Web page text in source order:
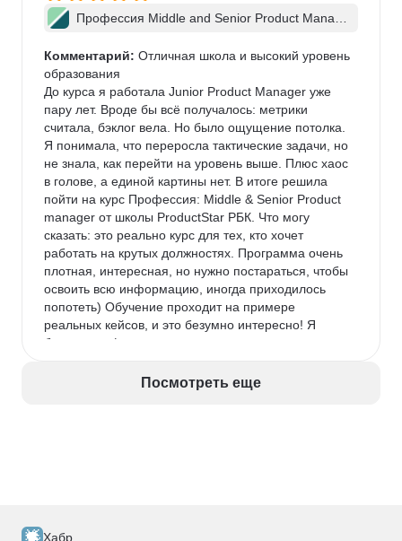
Профессия Middle and Senior Product Manag
Комментарий: Отличная школа и высокий уровень
образования
До курса я работала Junior Product Manager уже
пару лет. Вроде бы всё получалось: метрики
считала, бэклог вела. Но было ощущение потолка.
Я понимала, что переросла тактические задачи, но
не знала, как перейти на уровень выше. Плюс хаос
в голове, а единой картины нет. В итоге решила
пойти на курс Профессия: Middle & Senior Product
manager от школы ProductStar РБК. Что могу
сказать: это реально курс для тех, кто хочет
работать на крутых должностях. Программа очень
плотная, интересная, но нужно постараться, чтобы
освоить всю информацию, иногда приходилось
попотеть) Обучение проходит на примере
реальных кейсов, и это безумно интересно! Я
брала тариф с индивидуальными консультациями,
мои запросы, указывал на ошибки и давал
Посмотреть еще
Хабр